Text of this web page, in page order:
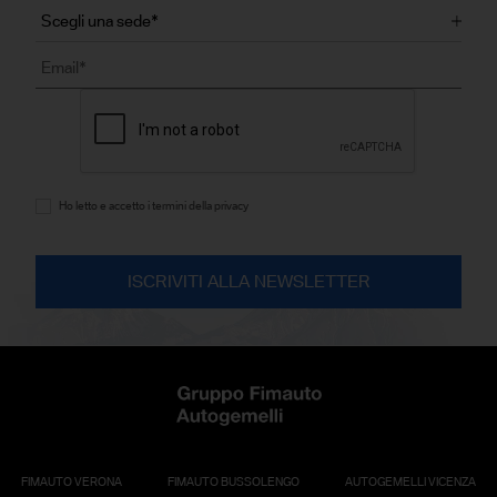
Ho letto e accetto i termini della privacy
FIMAUTO VERONA FIMAUTO BUSSOLENGO AUTOGEMELLI VICENZA